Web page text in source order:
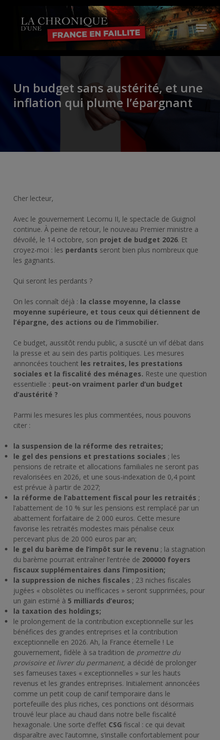
Menu
Un budget sans austérité, et une
inflation qui plume l’épargnant
Cher lecteur,
Avec le gouvernement Lecornu II, le spectacle de Guignol
continue. À peine de retour, le nouveau Premier ministre a
dévoilé, le 14 octobre, son projet de budget 2026. Et
croyez-moi : les perdants seront bien plus nombreux que
les gagnants.
Qui seront les perdants ?
On les connaît déjà : la classe moyenne, la classe
moyenne supérieure, et tous ceux qui détiennent de
l’épargne, des actions ou de l’immobilier.
Ce budget, aussitôt rendu public, a suscité un vif débat dans
la presse et au sein des partis politiques. Les mesures
annoncées touchent les retraites, les prestations
sociales et la fiscalité des ménages. Reste une question
essentielle : peut-on vraiment parler d’un budget
d’austérité ?
Parmi les mesures les plus commentées, nous pouvons
citer :
la suspension de la réforme des retraites;
le gel des pensions et prestations sociales ; les
pensions de retraite et allocations familiales ne seront pas
revalorisées en 2026, et une sous-indexation de 0,4 point
est prévue à partir de 2027;
la réforme de l’abattement fiscal pour les retraités ;
l’abattement de 10 % sur les pensions est remplacé par un
abattement forfaitaire de 2 000 euros. Cette mesure
favorise les retraités modestes mais pénalise ceux
percevant plus de 20 000 euros par an;
le gel du barème de l’impôt sur le revenu ; la stagnation
du barème pourrait entraîner l’entrée de 200000 foyers
fiscaux supplémentaires dans l’imposition;
la suppression de niches fiscales ; 23 niches fiscales
jugées « obsolètes ou inefficaces » seront supprimées, pour
un gain estimé à 5 milliards d’euros;
la taxation des holdings;
le prolongement de la contribution exceptionnelle sur les
bénéfices des grandes entreprises et la contribution
exceptionnelle en 2026. Ah, la France éternelle ! Le
gouvernement, fidèle à sa tradition de promettre du
provisoire et livrer du permanent, a décidé de prolonger
ses fameuses taxes « exceptionnelles » sur les hauts
revenus et les grandes entreprises. Initialement annoncées
comme un petit coup de canif temporaire dans le
portefeuille des plus riches, ces ponctions ont désormais
trouvé leur place au chaud dans notre belle fiscalité
hexagonale. Une sorte d’effet CSG fiscal : ce qui devait
disparaître avec l’automne, s’installe confortablement pour
Close
Menu